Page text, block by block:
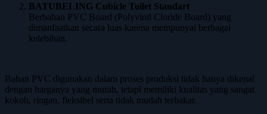
BATUBELING Cubicle Toilet Standart
Berbahan PVC Board (Polyvinil Cloride Board) yang
dimanfaatkan secara luas karena mempunyai berbagai
kelebihan.
Bahan PVC digunakan dalam proses produksi tidak hanya dikenal
dengan harganya yang murah, tetapi memiliki kualitas yang sangat
kokoh, ringan, fleksibel serta tidak mudah terbakar.